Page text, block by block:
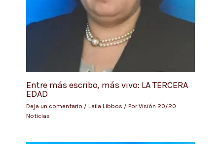
Entre más escribo, más vivo: LA TERCERA
EDAD
Deja un comentario / Laila Libbos / PorVisión 20/20
Noticias